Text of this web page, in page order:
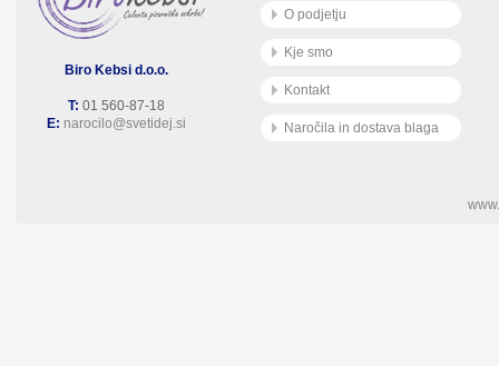
Biro Kebsi d.o.o.
T: 01 560-87-18
E: narocilo@svetidej.si
O podjetju
Kje smo
Kontakt
Naročila in dostava blaga